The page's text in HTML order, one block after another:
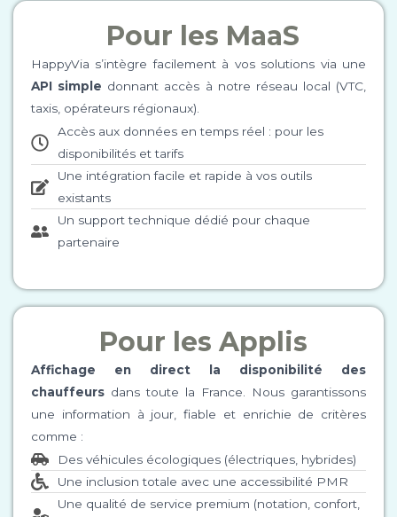
Pour les MaaS
HappyVia s’intègre facilement à vos solutions via une
API simple donnant accès à notre réseau local (VTC,
taxis, opérateurs régionaux).
Accès aux données en temps réel : pour les
disponibilités et tarifs
Une intégration facile et rapide à vos outils
existants
Un support technique dédié pour chaque
partenaire
Pour les Applis
Affichage en direct la disponibilité des
chauffeurs dans toute la France. Nous garantissons
une information à jour, fiable et enrichie de critères
comme :
Des véhicules écologiques (électriques, hybrides)
Une inclusion totale avec une accessibilité PMR
Une qualité de service premium (notation, confort,